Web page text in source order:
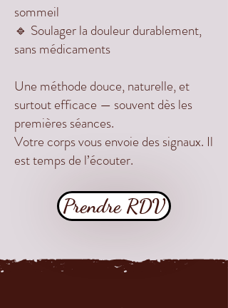
sommeil
🔹 Soulager la douleur durablement,
sans médicaments
Une méthode douce, naturelle, et
surtout efficace — souvent dès les
premières séances.
Votre corps vous envoie des signaux. Il
est temps de l’écouter.
Prendre RDV